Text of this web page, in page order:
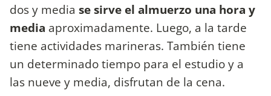
dos y media se sirve el almuerzo una hora y
media aproximadamente. Luego, a la tarde
tiene actividades marineras. También tiene
un determinado tiempo para el estudio y a
las nueve y media, disfrutan de la cena.